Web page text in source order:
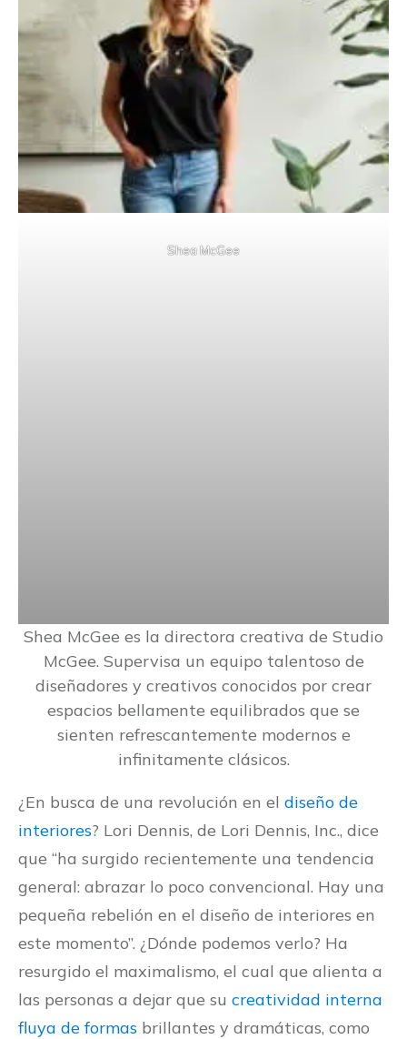
Shea McGee
Shea McGee es la directora creativa de Studio
McGee. Supervisa un equipo talentoso de
diseñadores y creativos conocidos por crear
espacios bellamente equilibrados que se
sienten refrescantemente modernos e
infinitamente clásicos.
¿En busca de una revolución en el diseño de
interiores? Lori Dennis, de Lori Dennis, Inc., dice
que “ha surgido recientemente una tendencia
general: abrazar lo poco convencional. Hay una
pequeña rebelión en el diseño de interiores en
este momento”. ¿Dónde podemos verlo? Ha
resurgido el maximalismo, el cual que alienta a
las personas a dejar que su creatividad interna
fluya de formas brillantes y dramáticas, como